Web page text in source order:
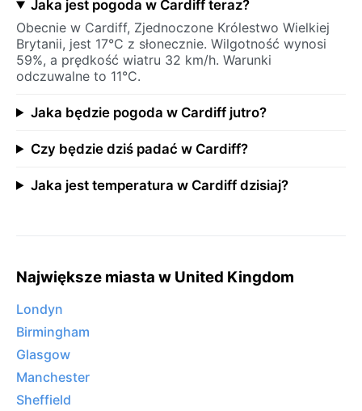
Jaka jest pogoda w Cardiff teraz?
Obecnie w Cardiff, Zjednoczone Królestwo Wielkiej
Brytanii, jest 17°C z słonecznie. Wilgotność wynosi
59%, a prędkość wiatru 32 km/h. Warunki
odczuwalne to 11°C.
Jaka będzie pogoda w Cardiff jutro?
Czy będzie dziś padać w Cardiff?
Jaka jest temperatura w Cardiff dzisiaj?
Największe miasta w United Kingdom
Londyn
Birmingham
Glasgow
Manchester
Sheffield